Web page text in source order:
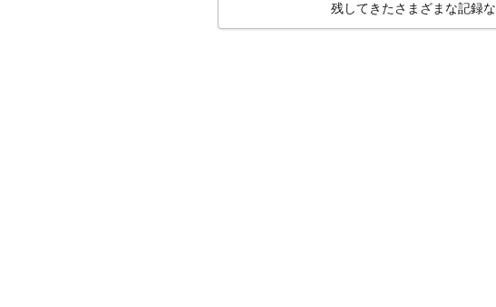
残してきたさまざまな記録